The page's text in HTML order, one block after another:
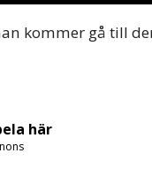
kommer gå till
här